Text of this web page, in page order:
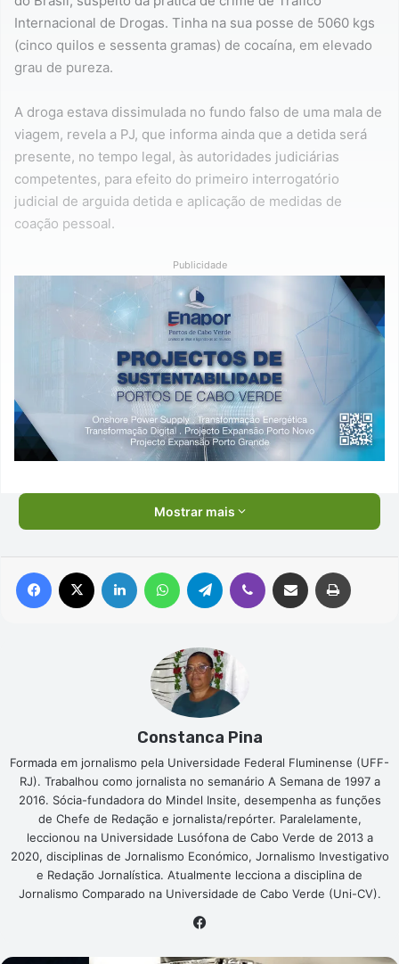
Internacional de Drogas. Tinha na sua posse de 5060 kgs
(cinco quilos e sessenta gramas) de cocaína, em elevado
grau de pureza.
A droga estava dissimulada no fundo falso de uma mala de
viagem, revela a PJ, que informa ainda que a detida será
presente, no tempo legal, às autoridades judiciárias
competentes, para efeito do primeiro interrogatório
judicial de arguida detida e aplicação de medidas de
coação pessoal.
Publicidade
Mostrar mais
Facebook Linkedin WhatsAppTelegram Viber Compartilhar via e-mail
Constanca Pina
Formada em jornalismo pela Universidade Federal Fluminense (UFF-
RJ). Trabalhou como jornalista no semanário A Semana de 1997 a
2016. Sócia-fundadora do Mindel Insite, desempenha as funções
de Chefe de Redação e jornalista/repórter. Paralelamente,
leccionou na Universidade Lusófona de Cabo Verde de 2013 a
2020, disciplinas de Jornalismo Económico, Jornalismo Investigativo
e Redação Jornalística. Atualmente lecciona a disciplina de
Jornalismo Comparado na Universidade de Cabo Verde (Uni-CV).